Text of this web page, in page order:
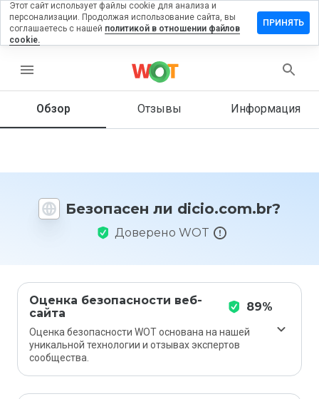
menu
Обзор Отзывы Информация
Безопасен ли dicio.com.br?
Доверено WOT
Оценка безопасности веб-
сайта
89%
Оценка безопасности WOT основана на нашей
уникальной технологии и отзывах экспертов
сообщества.
на
Как бы
этот
1 до 5?
Этот сайт использует файлы cookie для анализа и
персонализации. Продолжая использование сайта, вы
соглашаетесь с нашей политикой в отношении файлов
cookie.
ПРИНЯТЬ